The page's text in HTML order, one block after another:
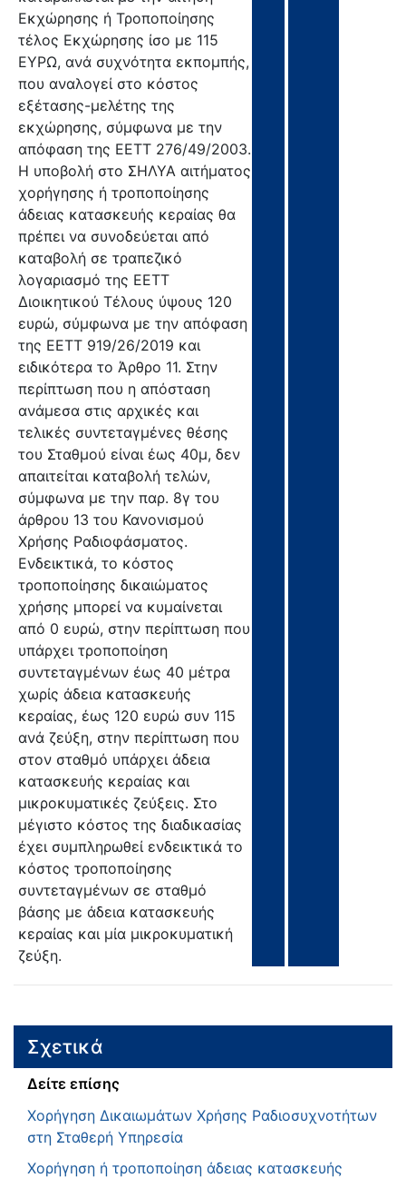
Εκχώρησης ή Τροποποίησης
τέλος Εκχώρησης ίσο µε 115
ΕΥΡΩ, ανά συχνότητα εκπομπής,
που αναλογεί στο κόστος
εξέτασης-µελέτης της
εκχώρησης, σύμφωνα με την
απόφαση της ΕΕΤΤ 276/49/2003.
Η υποβολή στο ΣΗΛΥΑ αιτήματος
χορήγησης ή τροποποίησης
άδειας κατασκευής κεραίας θα
πρέπει να συνοδεύεται από
καταβολή σε τραπεζικό
λογαριασμό της ΕΕΤΤ
Διοικητικού Τέλους ύψους 120
ευρώ, σύμφωνα με την απόφαση
της ΕΕΤΤ 919/26/2019 και
ειδικότερα το Άρθρο 11. Στην
περίπτωση που η απόσταση
ανάμεσα στις αρχικές και
τελικές συντεταγμένες θέσης
του Σταθμού είναι έως 40μ, δεν
απαιτείται καταβολή τελών,
σύμφωνα με την παρ. 8γ του
άρθρου 13 του Κανονισμού
Χρήσης Ραδιοφάσματος.
Ενδεικτικά, το κόστος
τροποποίησης δικαιώματος
χρήσης μπορεί να κυμαίνεται
από 0 ευρώ, στην περίπτωση που
υπάρχει τροποποίηση
συντεταγμένων έως 40 μέτρα
χωρίς άδεια κατασκευής
κεραίας, έως 120 ευρώ συν 115
ανά ζεύξη, στην περίπτωση που
στον σταθμό υπάρχει άδεια
κατασκευής κεραίας και
μικροκυματικές ζεύξεις. Στο
μέγιστο κόστος της διαδικασίας
έχει συμπληρωθεί ενδεικτικά το
κόστος τροποποίησης
συντεταγμένων σε σταθμό
βάσης με άδεια κατασκευής
κεραίας και μία μικροκυματική
ζεύξη.
Σχετικά
Δείτε επίσης
Χορήγηση Δικαιωμάτων Χρήσης Ραδιοσυχνοτήτων
στη Σταθερή Υπηρεσία
Χορήγηση ή τροποποίηση άδειας κατασκευής